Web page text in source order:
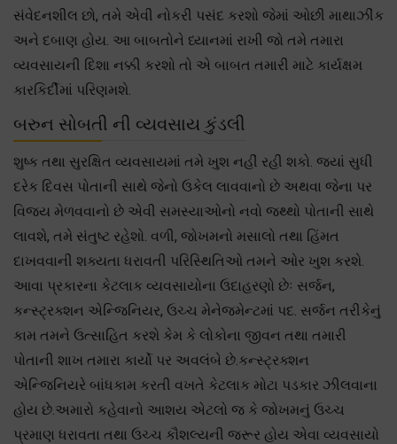
સંવેદનશીલ છો, તમે એવી નોકરી પસંદ કરશો જેમાં ઓછી માથાઝીંક
અને દબાણ હોય. આ બાબતોને ધ્યાનમાં રાખી જો તમે તમારા
વ્યવસાયની દિશા નક્કી કરશો તો એ બાબત તમારી માટે કાર્યક્ષમ
કારકિર્દીમાં પરિણમશે.
બરુન સોબતી ની વ્યવસાય કુંડલી
શુષ્ક તથા સુરક્ષિત વ્યવસાયમાં તમે ખુશ નહીં રહી શકો. જ્યાં સુધી
દરેક દિવસ પોતાની સાથે જેનો ઉકેલ લાવવાનો છે અથવા જેના પર
વિજય મેળવવાનો છે એવી સમસ્યાઓનો નવો જથ્થો પોતાની સાથે
લાવશે, તમે સંતુષ્ટ રહેશો. વળી, જોખમનો મસાલો તથા હિંમત
દાખવવાની શક્યતા ધરાવતી પરિસ્થિતિઓ તમને ઓર ખુશ કરશે.
આવા પ્રકારના કેટલાક વ્યવસાયોના ઉદાહરણો છેઃ સર્જન,
કન્સ્ટ્રક્શન એન્જિનિયર, ઉચ્ચ મેનેજમેન્ટમાં પદ. સર્જન તરીકેનું
કામ તમને ઉત્સાહિત કરશે કેમ કે લોકોના જીવન તથા તમારી
પોતાની શાખ તમારા કાર્યો પર અવલંબે છે.કન્સ્ટ્રક્શન
એન્જિનિયરે બાંધકામ કરતી વખતે કેટલાક મોટા પડકાર ઝીલવાના
હોય છે.અમારો કહેવાનો આશય એટલો જ કે જોખમનું ઉચ્ચ
પ્રમાણ ધરાવતા તથા ઉચ્ચ કૌશલ્યની જરૂર હોય એવા વ્યવસાયો